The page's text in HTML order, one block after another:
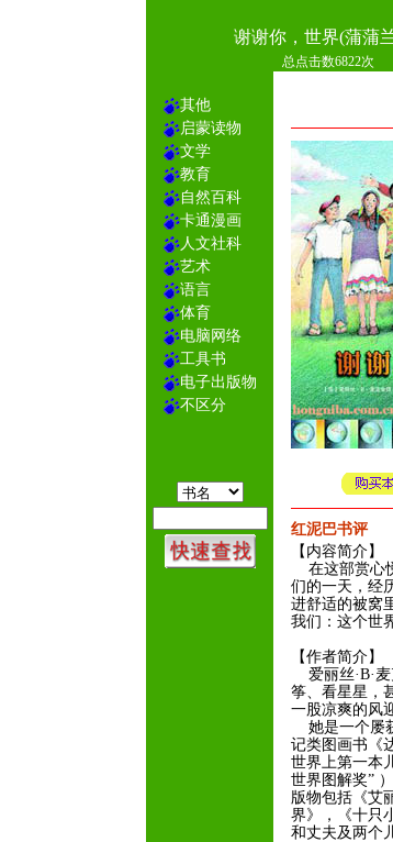
谢谢你，世界(蒲蒲
总点击数6822次
其他
启蒙读物
文学
教育
自然百科
卡通漫画
人文社科
艺术
语言
体育
电脑网络
工具书
电子出版物
不区分
红泥巴书评
【内容简介】
在这部赏心
们的一天，经
进舒适的被窝
我们：这个世
【作者简介】
爱丽丝·B·麦
筝、看星星，
一股凉爽的风
她是一个屡
记类图画书《
世界上第一本
世界图解奖”
版物包括《艾
界》，《十只
和丈夫及两个